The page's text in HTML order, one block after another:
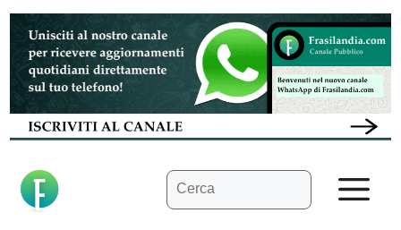
Vai
contenuto
Ricerca
per: